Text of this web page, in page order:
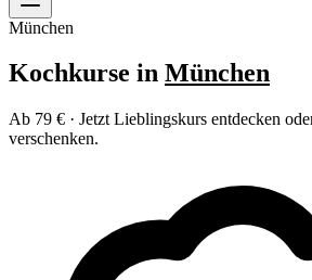
München
Kochkurse in München
Ab 79 € · Jetzt Lieblingskurs entdecken
verschenken.